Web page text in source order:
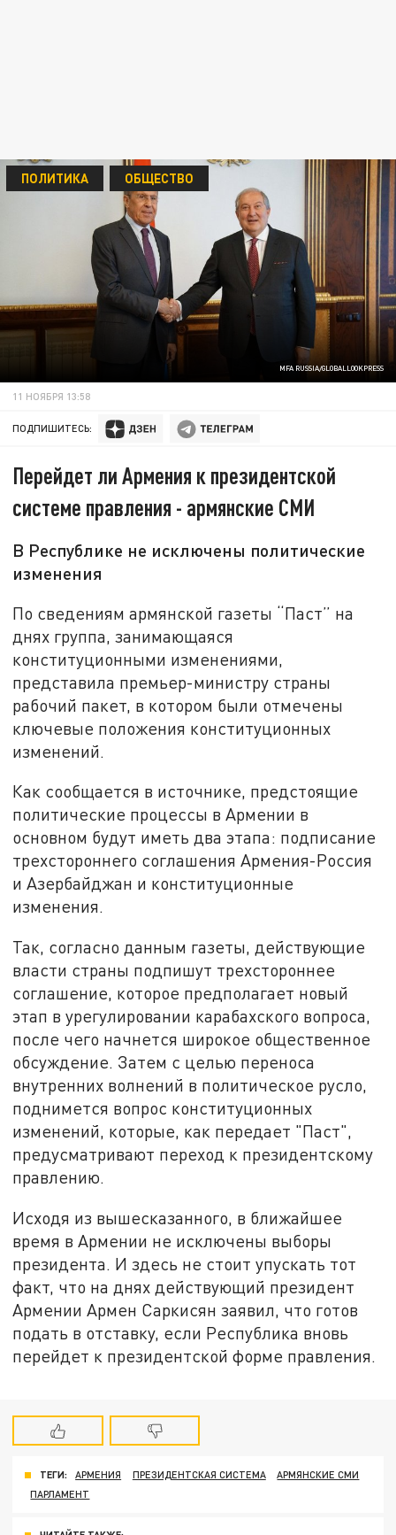
MFA RUSSIA/GLOBALLOOKPRESS
ПОЛИТИКА ОБЩЕСТВО
11 НОЯБРЯ 13:58
ПОДПИШИТЕСЬ:
Перейдет ли Армения к президентской
системе правления - армянские СМИ
В Республике не исключены политические
изменения
По сведениям армянской газеты “Паст” на
днях группа, занимающаяся
конституционными изменениями,
представила премьер-министру страны
рабочий пакет, в котором были отмечены
ключевые положения конституционных
изменений.
Как сообщается в источнике, предстоящие
политические процессы в Армении в
основном будут иметь два этапа: подписание
трехстороннего соглашения Армения-Россия
и Азербайджан и конституционные
изменения.
Так, согласно данным газеты, действующие
власти страны подпишут трехстороннее
соглашение, которое предполагает новый
этап в урегулировании карабахского вопроса,
после чего начнется широкое общественное
обсуждение. Затем с целью переноса
внутренних волнений в политическое русло,
поднимется вопрос конституционных
изменений, которые, как передает "Паст",
предусматривают переход к президентскому
правлению.
Исходя из вышесказанного, в ближайшее
время в Армении не исключены выборы
президента. И здесь не стоит упускать тот
факт, что на днях действующий президент
Армении Армен Саркисян заявил, что готов
подать в отставку, если Республика вновь
перейдет к президентской форме правления.
ТЕГИ: АРМЕНИЯ ПРЕЗИДЕНТСКАЯ СИСТЕМА
АРМЯНСКИЕ СМИ
ПАРЛАМЕНТ